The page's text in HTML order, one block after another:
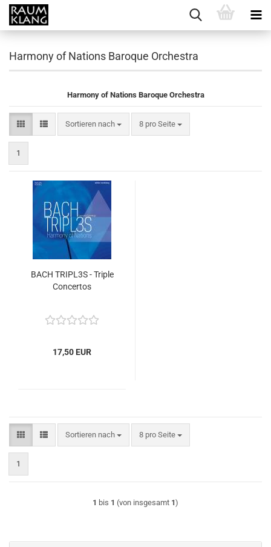
Harmony of Nations Baroque Orchestra
Harmony of Nations Baroque Orchestra
Sortieren nach
Sortieren nach 8 pro Seite
pro Seite
1
BACH TRIPL3S - Triple
Concertos
17,50 EUR
Sortieren nach
Sortieren nach 8 pro Seite
pro Seite
1
1 bis 1 (von insgesamt 1)